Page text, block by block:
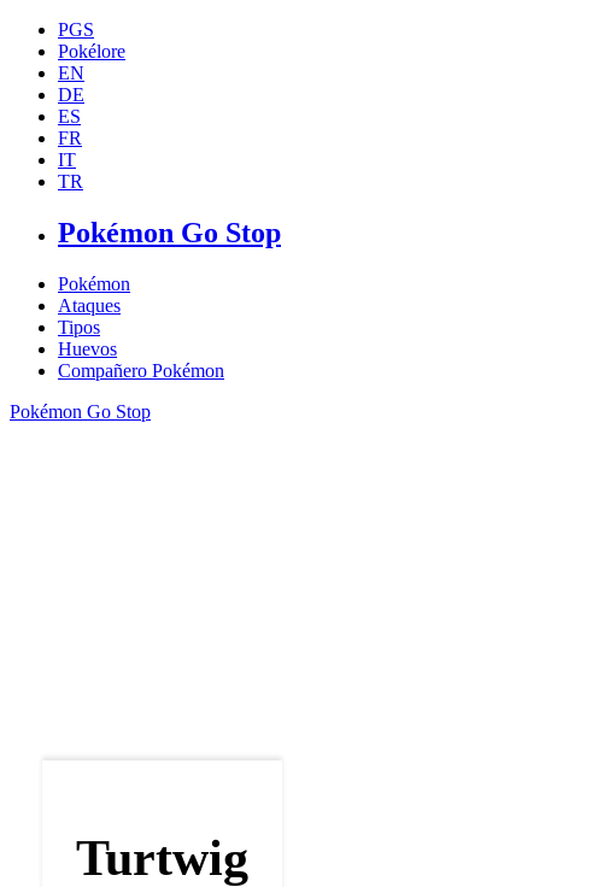
PGS
Pokélore
EN
DE
ES
FR
IT
TR
Pokémon Go Stop
Pokémon
Ataques
Tipos
Huevos
Compañero Pokémon
Pokémon Go Stop
Turtwig